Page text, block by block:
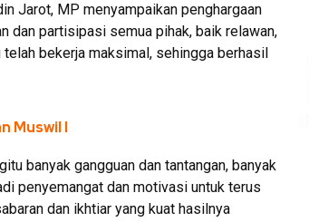
Jarot, MP menyampaikan penghargaan
dan partisipasi semua pihak, baik relawan,
bekerja maksimal, sehingga berhasil
Muswil I
banyak gangguan dan tantangan, banyak
penyemangat dan motivasi untuk terus
dan ikhtiar yang kuat hasilnya